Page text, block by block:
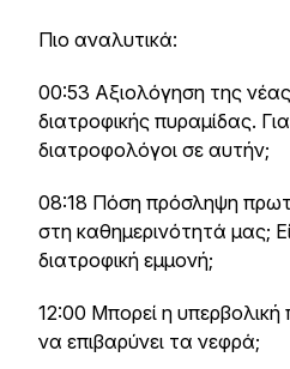
Πιο αναλυτικά:
00:53 Αξιολόγηση της νέας
διατροφικής πυραμίδας.
διατροφολόγοι σε αυτήν;
08:18 Πόση πρόσληψη
στη καθημερινότητά μας;
διατροφική εμμονή;
12:00 Μπορεί η
να επιβαρύνει τα νεφρά;